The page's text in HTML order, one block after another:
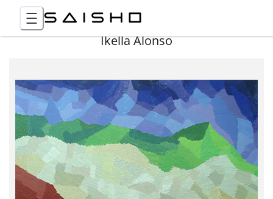
Ikella Alonso